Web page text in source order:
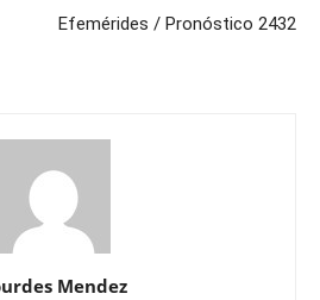
Efemérides / Pronóstico 2432
Mendez